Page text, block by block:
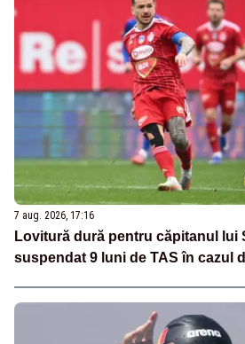
7 aug. 2026, 17:16
Lovitură dură pentru căpitanul lui
suspendat 9 luni de TAS în cazul